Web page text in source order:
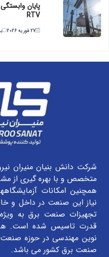
پایان
RTV
27 فوریه 2026
شرکت دانش بنیان منیران
متخصص و با بهره گیری از
همچنین امکانات
نیاز این صنعت در داخل و
تجهیزات صنعت برق به
قدرت تاسیس شده است.
نوین مهندسی در حوزه صنعت
صنعت برق کشور می باشد.